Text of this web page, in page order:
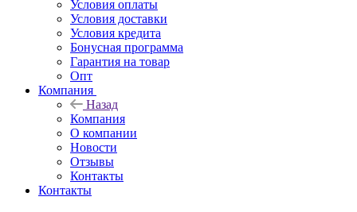
Условия оплаты
Условия доставки
Условия кредита
Бонусная программа
Гарантия на товар
Опт
Компания
Назад
Компания
О компании
Новости
Отзывы
Контакты
Контакты